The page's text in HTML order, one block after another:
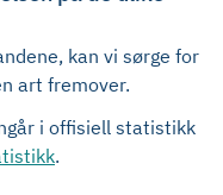
kan vi sørge for
art fremover.
i offisiell statistikk
.